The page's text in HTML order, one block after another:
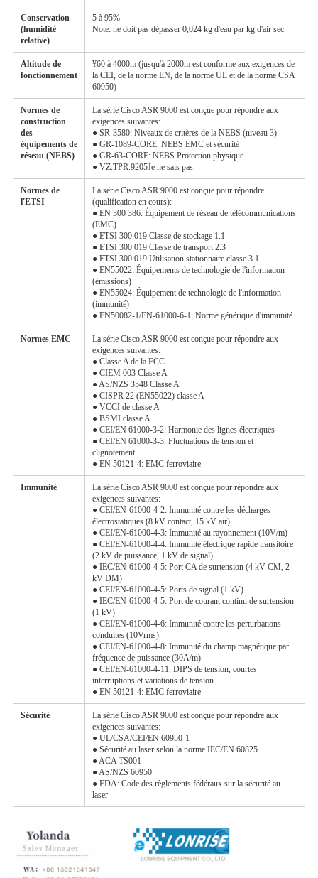
Conservation
(humidité
relative)
5 à 95%
Note: ne doit pas dépasser 0,024 kg d'eau par kg d'air sec
Altitude de
fonctionnement
¥60 à 4000m (jusqu'à 2000m est conforme aux exigences de
la CEI, de la norme EN, de la norme UL et de la norme CSA
60950)
Normes de
construction
des
équipements de
réseau (NEBS)
La série Cisco ASR 9000 est conçue pour répondre aux
exigences suivantes:
● SR-3580: Niveaux de critères de la NEBS (niveau 3)
● GR-1089-CORE: NEBS EMC et sécurité
● GR-63-CORE: NEBS Protection physique
● VZ.TPR.9205Je ne sais pas.
Normes de
l'ETSI
La série Cisco ASR 9000 est conçue pour répondre
(qualification en cours):
● EN 300 386: Équipement de réseau de télécommunications
(EMC)
● ETSI 300 019 Classe de stockage 1.1
● ETSI 300 019 Classe de transport 2.3
● ETSI 300 019 Utilisation stationnaire classe 3.1
● EN55022: Équipements de technologie de l'information
(émissions)
● EN55024: Équipement de technologie de l'information
(immunité)
● EN50082-1/EN-61000-6-1: Norme générique d'immunité
Normes EMC
La série Cisco ASR 9000 est conçue pour répondre aux
exigences suivantes:
● Classe A de la FCC
● CIEM 003 Classe A
● AS/NZS 3548 Classe A
● CISPR 22 (EN55022) classe A
● VCCI de classe A
● BSMI classe A
● CEI/EN 61000-3-2: Harmonie des lignes électriques
● CEI/EN 61000-3-3: Fluctuations de tension et
clignotement
● EN 50121-4: EMC ferroviaire
Immunité
La série Cisco ASR 9000 est conçue pour répondre aux
exigences suivantes:
● CEI/EN-61000-4-2: Immunité contre les décharges
électrostatiques (8 kV contact, 15 kV air)
● CEI/EN-61000-4-3: Immunité au rayonnement (10V/m)
● CEI/EN-61000-4-4: Immunité électrique rapide transitoire
(2 kV de puissance, 1 kV de signal)
● IEC/EN-61000-4-5: Port CA de surtension (4 kV CM, 2
kV DM)
● CEI/EN-61000-4-5: Ports de signal (1 kV)
● IEC/EN-61000-4-5: Port de courant continu de surtension
(1 kV)
● CEI/EN-61000-4-6: Immunité contre les perturbations
conduites (10Vrms)
● CEI/EN-61000-4-8: Immunité du champ magnétique par
fréquence de puissance (30A/m)
● CEI/EN-61000-4-11: DIPS de tension, courtes
interruptions et variations de tension
● EN 50121-4: EMC ferroviaire
Sécurité
La série Cisco ASR 9000 est conçue pour répondre aux
exigences suivantes:
● UL/CSA/CEI/EN 60950-1
● Sécurité au laser selon la norme IEC/EN 60825
● ACA TS001
● AS/NZS 60950
● FDA: Code des règlements fédéraux sur la sécurité au
laser